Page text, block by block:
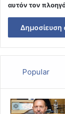
αυτόν τον
Popular